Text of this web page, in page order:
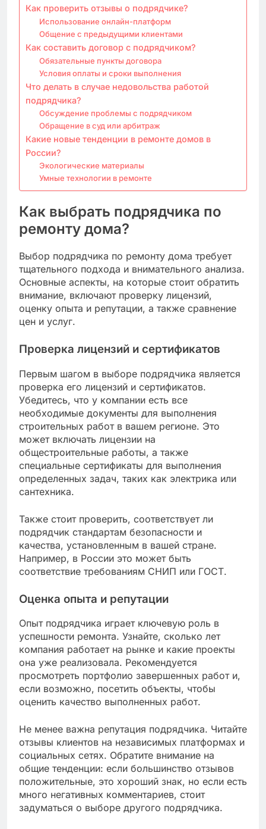
Как проверить отзывы о подрядчике?
Использование онлайн-платформ
Общение с предыдущими клиентами
Как составить договор с подрядчиком?
Обязательные пункты договора
Условия оплаты и сроки выполнения
Что делать в случае недовольства работой
подрядчика?
Обсуждение проблемы с подрядчиком
Обращение в суд или арбитраж
Какие новые тенденции в ремонте домов в
России?
Экологические материалы
Умные технологии в ремонте
Как выбрать подрядчика по
ремонту дома?
Выбор подрядчика по ремонту дома требует
тщательного подхода и внимательного анализа.
Основные аспекты, на которые стоит обратить
внимание, включают проверку лицензий,
оценку опыта и репутации, а также сравнение
цен и услуг.
Проверка лицензий и сертификатов
Первым шагом в выборе подрядчика является
проверка его лицензий и сертификатов.
Убедитесь, что у компании есть все
необходимые документы для выполнения
строительных работ в вашем регионе. Это
может включать лицензии на
общестроительные работы, а также
специальные сертификаты для выполнения
определенных задач, таких как электрика или
сантехника.
Также стоит проверить, соответствует ли
подрядчик стандартам безопасности и
качества, установленным в вашей стране.
Например, в России это может быть
соответствие требованиям СНИП или ГОСТ.
Оценка опыта и репутации
Опыт подрядчика играет ключевую роль в
успешности ремонта. Узнайте, сколько лет
компания работает на рынке и какие проекты
она уже реализовала. Рекомендуется
просмотреть портфолио завершенных работ и,
если возможно, посетить объекты, чтобы
оценить качество выполненных работ.
Не менее важна репутация подрядчика. Читайте
отзывы клиентов на независимых платформах и
социальных сетях. Обратите внимание на
общие тенденции: если большинство отзывов
положительные, это хороший знак, но если есть
много негативных комментариев, стоит
задуматься о выборе другого подрядчика.